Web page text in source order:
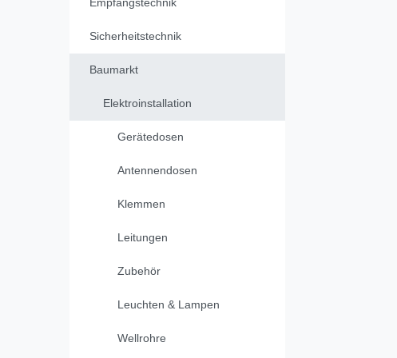
Empfangstechnik
Sicherheitstechnik
Baumarkt
Elektroinstallation
Gerätedosen
Antennendosen
Klemmen
Leitungen
Zubehör
Leuchten & Lampen
Wellrohre